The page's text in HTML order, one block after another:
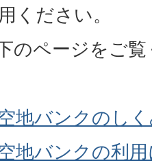
ください。
のページをご覧
地バンクのし
地バンクの利